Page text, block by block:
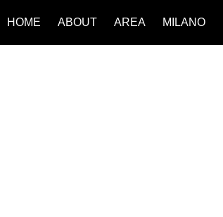
HOME ABOUT AREA MILANO